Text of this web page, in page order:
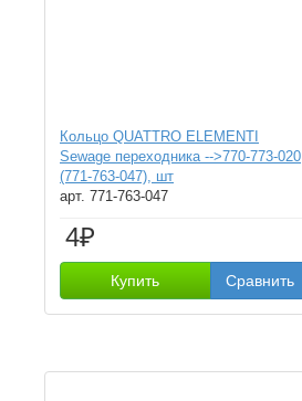
Кольцо QUATTRO ELEMENTI
Sewage переходника -->770-773-020
(771-763-047), шт
арт. 771-763-047
4₽
Купить Сравнить